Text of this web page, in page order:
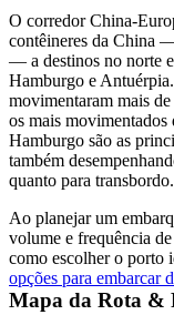
O corredor China-
contêineres da China
— a destinos no norte
Hamburgo e
movimentaram mais
os mais
Hamburgo são as
também
quanto para transbordo.
Ao planejar um
volume e frequência de
como escolher o porto
opções para embarcar
Mapa da Rota &